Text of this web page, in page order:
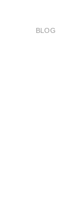
BLOG